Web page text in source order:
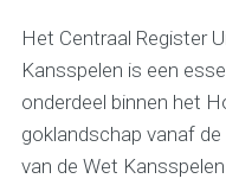
Het Centraal Register
Kansspelen is een
onderdeel binnen het
goklandschap vanaf
van de Wet